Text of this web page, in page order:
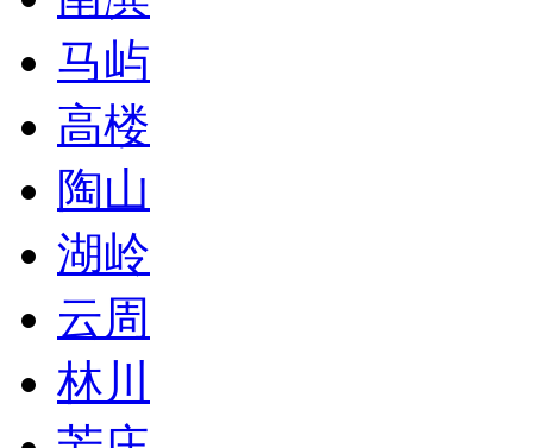
马屿
高楼
陶山
湖岭
云周
林川